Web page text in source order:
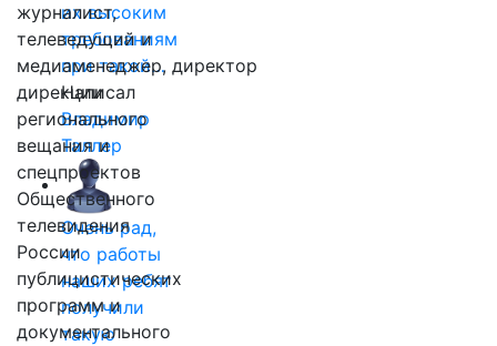
их высоким
требованиям
при такой…
Написал
Владимир
Таллер
Очень рад,
что работы
наших ребят
получили
такую
журналист,
телеведущий и
медиаменеджер, директор
дирекции
регионального
вещания и
спецпроектов
Общественного
телевидения
России
публицистических
программ и
документального